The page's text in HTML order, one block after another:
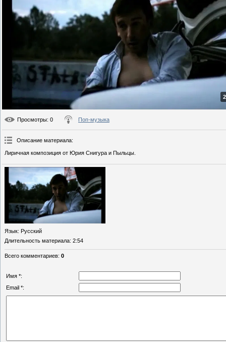
Просмотры: 0 Поп-музыка
Описание материала:
Лиричная композиция от Юрия Снигура и Пыльцы.
Язык: Русский
Длительность материала: 2:54
Всего комментариев: 0
Имя *:
Email *: